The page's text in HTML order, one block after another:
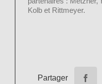
Kolb et Rittmeyer.
Partager